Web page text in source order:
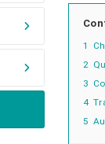
1
2
3
4
5